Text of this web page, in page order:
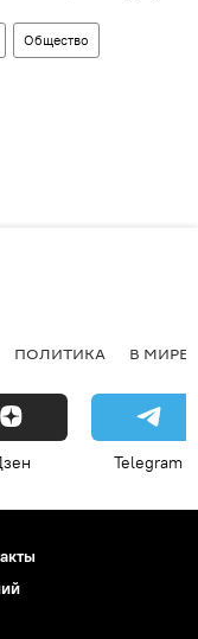
Общество
ПОЛИТИКА В МИРЕ
Telegram